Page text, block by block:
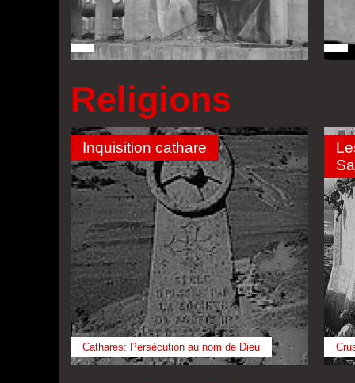
Religions
Cathares: Persécution au nom de Dieu
Inquisition cathare